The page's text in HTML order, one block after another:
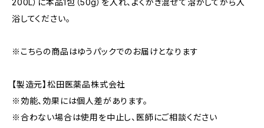
200L）に本品1包（50g）を入れ、よくかき混ぜて溶かしてから入
浴してください。
※こちらの商品はゆうパックでのお届けとなります
【製造元】松田医薬品株式会社
※効能、効果には個人差があります。
※合わない場合は使用を中止し、医師にご相談ください